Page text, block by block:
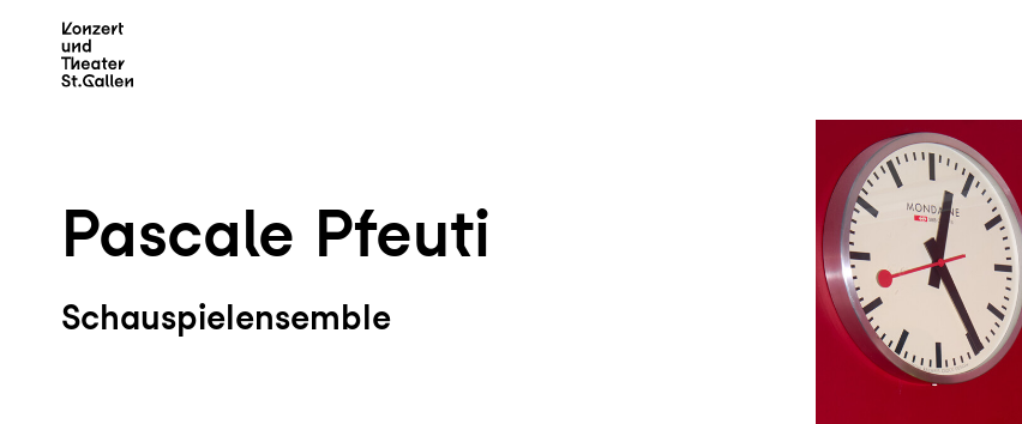
Zum Footer springen
Pascale Pfeuti
Schauspielensemble